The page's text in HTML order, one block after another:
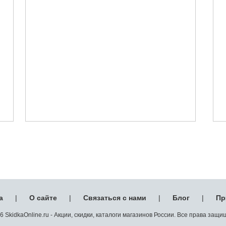
| О сайте | Связаться с нами | Блог |
SkidkaOnline.ru - Акции, скидки, каталоги магазинов России. Все права